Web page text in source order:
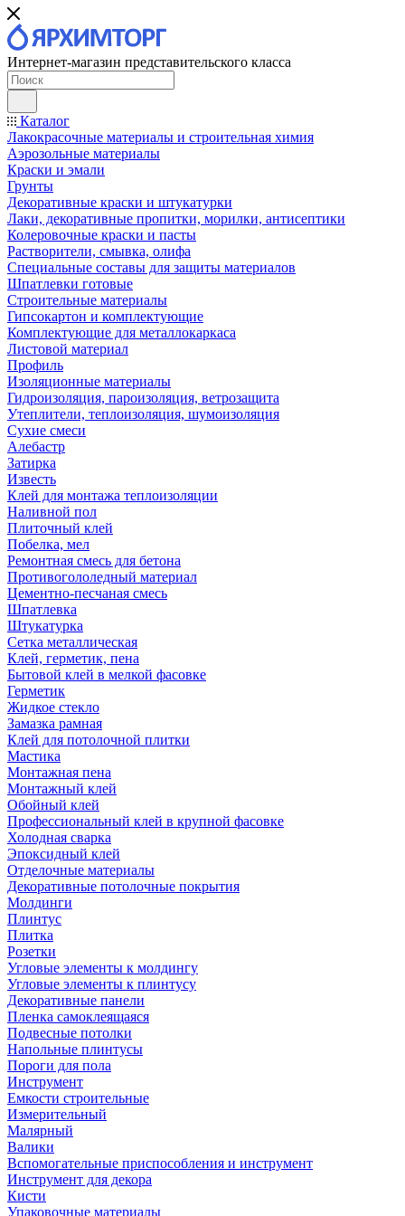
Интернет-магазин представительского класса
Каталог
Лакокрасочные материалы и строительная химия
Аэрозольные материалы
Краски и эмали
Грунты
Декоративные краски и штукатурки
Лаки, декоративные пропитки, морилки, антисептики
Колеровочные краски и пасты
Растворители, смывка, олифа
Специальные составы для защиты материалов
Шпатлевки готовые
Строительные материалы
Гипсокартон и комплектующие
Комплектующие для металлокаркаса
Листовой материал
Профиль
Изоляционные материалы
Гидроизоляция, пароизоляция, ветрозащита
Утеплители, теплоизоляция, шумоизоляция
Сухие смеси
Алебастр
Затирка
Известь
Клей для монтажа теплоизоляции
Наливной пол
Плиточный клей
Побелка, мел
Ремонтная смесь для бетона
Противогололедный материал
Цементно-песчаная смесь
Шпатлевка
Штукатурка
Сетка металлическая
Клей, герметик, пена
Бытовой клей в мелкой фасовке
Герметик
Жидкое стекло
Замазка рамная
Клей для потолочной плитки
Мастика
Монтажная пена
Монтажный клей
Обойный клей
Профессиональный клей в крупной фасовке
Холодная сварка
Эпоксидный клей
Отделочные материалы
Декоративные потолочные покрытия
Молдинги
Плинтус
Плитка
Розетки
Угловые элементы к молдингу
Угловые элементы к плинтусу
Декоративные панели
Пленка самоклеящаяся
Подвесные потолки
Напольные плинтусы
Пороги для пола
Инструмент
Емкости строительные
Измерительный
Малярный
Валики
Вспомогательные приспособления и инструмент
Инструмент для декора
Кисти
Упаковочные материалы